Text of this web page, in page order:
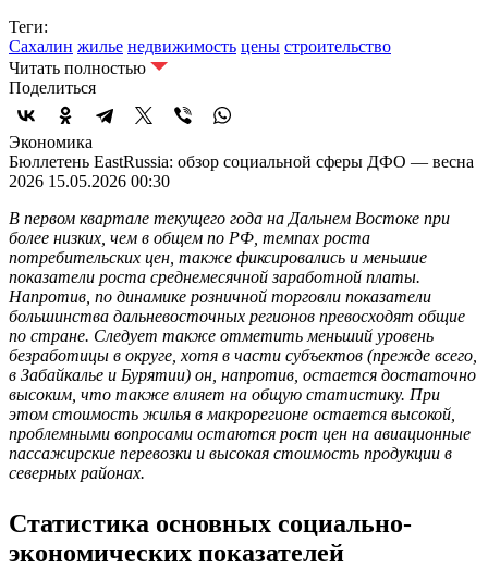
Теги:
Сахалин жилье недвижимость цены строительство
Читать полностью
Поделиться
Экономика
Бюллетень EastRussia: обзор социальной сферы ДФО — весна
2026 15.05.2026 00:30
В первом квартале текущего года на Дальнем Востоке при
более низких, чем в общем по РФ, темпах роста
потребительских цен, также фиксировались и меньшие
показатели роста среднемесячной заработной платы.
Напротив, по динамике розничной торговли показатели
большинства дальневосточных регионов превосходят общие
по стране. Следует также отметить меньший уровень
безработицы в округе, хотя в части субъектов (прежде всего,
в Забайкалье и Бурятии) он, напротив, остается достаточно
высоким, что также влияет на общую статистику. При
этом стоимость жилья в макрорегионе остается высокой,
проблемными вопросами остаются рост цен на авиационные
пассажирские перевозки и высокая стоимость продукции в
северных районах.
Статистика основных социально-
экономических показателей